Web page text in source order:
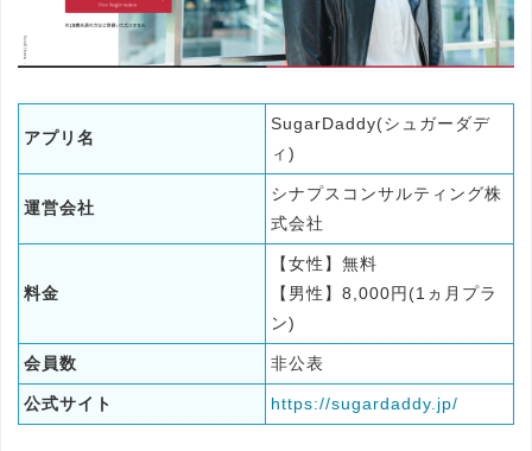
アプリ名
SugarDaddy(シュガーダデ
ィ)
運営会社
シナプスコンサルティング株
式会社
料金
【女性】無料
【男性】8,000円(1ヵ月プラ
ン)
会員数 非公表
公式サイト https://sugardaddy.jp/